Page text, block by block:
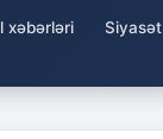
xəbərləri Siyasət